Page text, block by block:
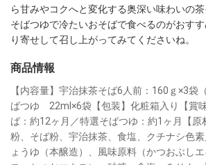
ら甘みやコクへと変化する奥深い味わいの
そばつゆで冷たいおそばで食べるのがおす
り寄せして召し上がってみてくださいね。
商品情報
【内容量】宇治抹茶そば6人前：160ｇ×3袋
ばつゆ　22ml×6袋【包装】化粧箱入り【賞
ば：約12ヶ月／特選そばつゆ：約1ヶ月【原
粉、そば粉、宇治抹茶、食塩、クチナシ色
ょうゆ（本醸造）、風味原料（かつおぶし